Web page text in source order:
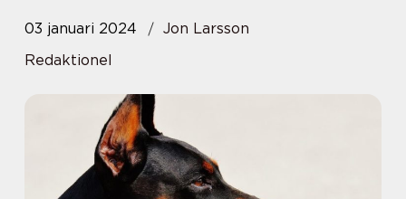
03 januari 2024
Jon Larsson
Redaktionel